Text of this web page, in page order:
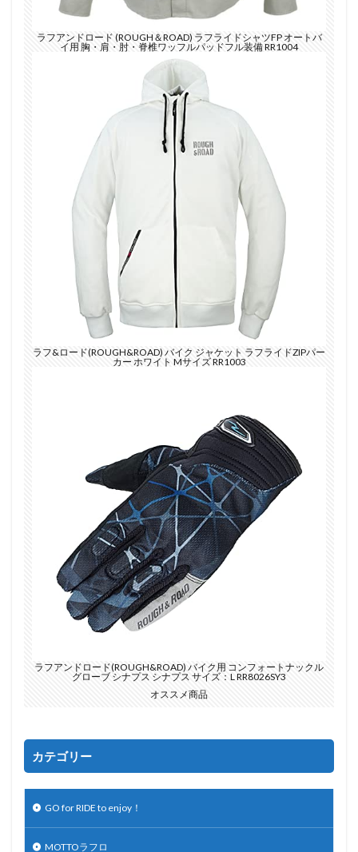
ラフアンドロード (ROUGH＆ROAD) ラフライドシャツFP オートバ
イ用 胸・肩・肘・脊椎ワッフルパッドフル装備 RR1004
ラフ&ロード(ROUGH&ROAD) バイク ジャケット ラフライドZIPパー
カー ホワイト Mサイズ RR1003
ラフアンドロード(ROUGH&ROAD) バイク用 コンフォートナックル
グローブ シナプス シナプス サイズ：L RR8026SY3
オススメ商品
カテゴリー
GO for RIDE to enjoy！
MOTTOラフロ